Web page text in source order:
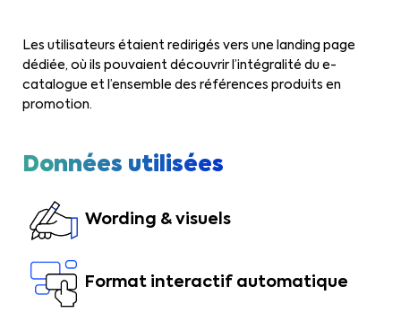
Les utilisateurs étaient redirigés vers une landing page
dédiée, où ils pouvaient découvrir l’intégralité du e-
catalogue et l’ensemble des références produits en
promotion.
Données utilisées
Wording & visuels
Format interactif automatique